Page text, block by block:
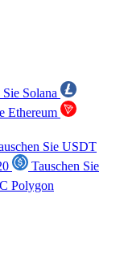
Solana
Ethereum
Sie USDT
Tauschen Sie
Polygon